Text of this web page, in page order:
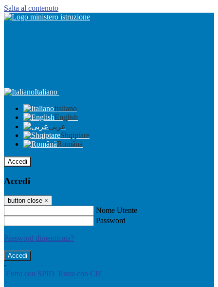
Salta al contenuto
Italiano
Italiano
English
عربى
Shqiptare
Română
Accedi
Accedi
button close ×
Nome Utente
Password
Password dimenticata?
-
Entra con SPID Entra con CIE